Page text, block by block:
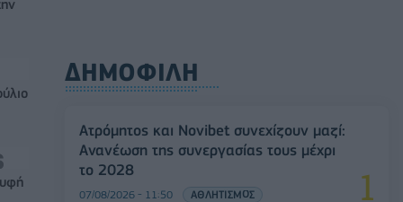
ΔΗΜΟΦΙΛΗ
Ατρόμητος και Novibet συνεχίζουν μαζί:
Ανανέωση της συνεργασίας τους μέχρι
το 2028
07/08/2026 - 11:50 ΑΘΛΗΤΙΣΜΟΣ